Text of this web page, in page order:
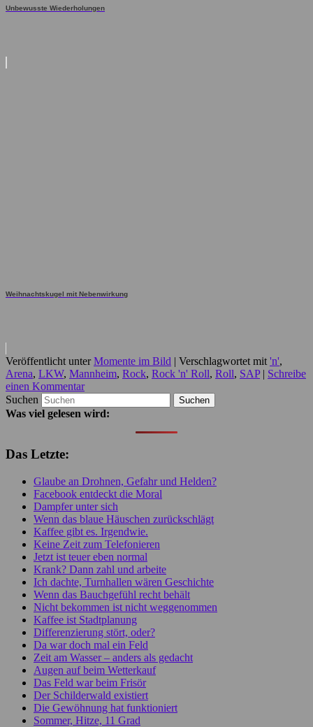
Unbewusste Wiederholungen
Weihnachtskugel mit Nebenwirkung
Veröffentlicht unter Momente im Bild | Verschlagwortet mit 'n',
Arena, LKW, Mannheim, Rock, Rock 'n' Roll, Roll, SAP | Schreibe
einen Kommentar
Suchen
Was viel gelesen wird:
Das Letzte:
Glaube an Drohnen, Gefahr und Helden?
Facebook entdeckt die Moral
Dampfer unter sich
Wenn das blaue Häuschen zurückschlägt
Kaffee gibt es. Irgendwie.
Keine Zeit zum Telefonieren
Jetzt ist teuer eben normal
Krank? Dann zahl und arbeite
Ich dachte, Turnhallen wären Geschichte
Wenn das Bauchgefühl recht behält
Nicht bekommen ist nicht weggenommen
Kaffee ist Stadtplanung
Differenzierung stört, oder?
Da war doch mal ein Feld
Zeit am Wasser – anders als gedacht
Augen auf beim Wetterkauf
Das Feld war beim Frisör
Der Schilderwald existiert
Die Gewöhnung hat funktioniert
Sommer, Hitze, 11 Grad